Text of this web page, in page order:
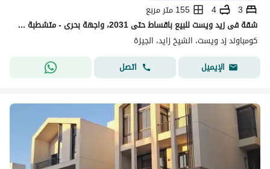
3
4
155 متر مربع
شقة فى زيد ويست للبيع باقساط حتى 2031، واجهة بحرى - متشطبة بالكامل
كومباوند زد ويست، الشيخ زايد، الجيزة
الإيميل
اتصل